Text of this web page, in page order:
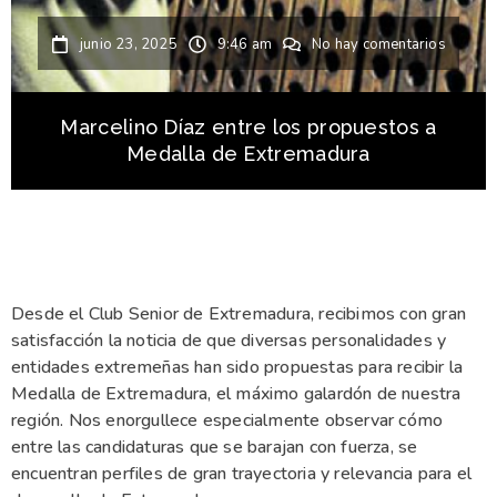
junio 23, 2025 9:46 am No hay comentarios
Marcelino Díaz entre los propuestos a
Medalla de Extremadura
Desde el Club Senior de Extremadura, recibimos con gran
satisfacción la noticia de que diversas personalidades y
entidades extremeñas han sido propuestas para recibir la
Medalla de Extremadura, el máximo galardón de nuestra
región. Nos enorgullece especialmente observar cómo
entre las candidaturas que se barajan con fuerza, se
encuentran perfiles de gran trayectoria y relevancia para el